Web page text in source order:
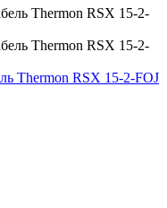
Thermon RSX 15-2-FOJ